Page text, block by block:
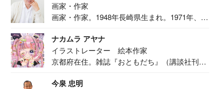
画家・作家
画家・作家。1948年長崎県生まれ。1971年、
ナカムラ アヤナ
イラストレーター 絵本作家
京都府在住。雑誌『おともだち』（講談社刊）
今泉 忠明